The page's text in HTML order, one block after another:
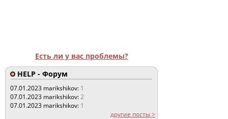
Есть ли у вас проблемы?
HELP - Форум
07.01.2023 marikshikov: 1
07.01.2023 marikshikov:2
07.01.2023 marikshikov: 1
другие посты >